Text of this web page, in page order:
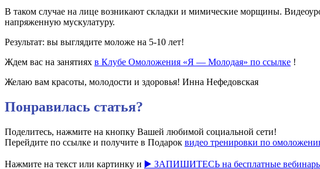
В таком случае на лице возникают складки и мимические морщины.
напряженную мускулатуру.
Результат: вы выглядите моложе на 5-10 лет!
Ждем вас на занятиях в Клубе Омоложения «Я — Молодая» по ссылке !
Желаю вам красоты, молодости и здоровья! Инна Нефедовская
Понравилась статья?
Поделитесь, нажмите на кнопку Вашей любимой социальной сети!
Перейдите по ссылке и получите в Подарок видео тренировки по
Нажмите на текст или картинку и ▶️ ЗАПИШИТЕСЬ на бесплатные